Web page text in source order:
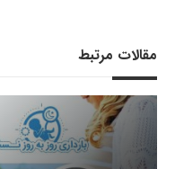
مقالات مرتبط